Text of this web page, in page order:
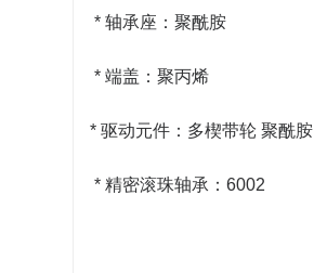
*轴承座：聚酰胺
* 端盖：聚丙烯
* 驱动元件：多楔带轮 聚酰胺
* 精密滚珠轴承：6002